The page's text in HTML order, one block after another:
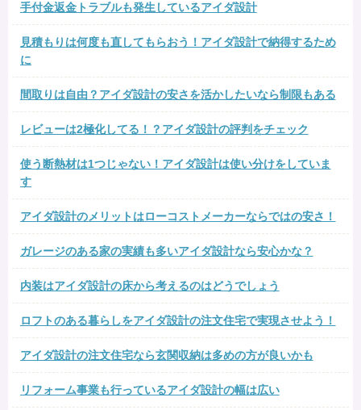
手付金返金トラブルも発生しているアイダ設計
見積もりは何度も直してもらおう！アイダ設計で納得するため
に
間取りは自由？アイダ設計の安さを活かしたいなら制限もある
レビューは2極化してる！？アイダ設計の評判をチェック
使う断熱材は1つじゃない！アイダ設計は使い分けをしていま
す
アイダ設計のメリットはローコストメーカーならではの安さ！
ガレージのある家の実績も多いアイダ設計なら安心かな？
内装はアイダ設計の床から考えるのはどうでしょう
ロフトのある暮らしをアイダ設計の注文住宅で実現させよう！
アイダ設計の注文住宅なら玄関収納は多めの方が良いかも
リフォーム事業も行っているアイダ設計の幅は広い